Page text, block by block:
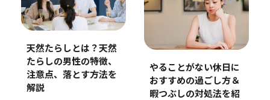
天然たらしとは？天然
たらしの男性の特徴、
注意点、落とす方法を
解説
やることがない休日に
おすすめの過ごし方＆
暇つぶしの対処法を紹